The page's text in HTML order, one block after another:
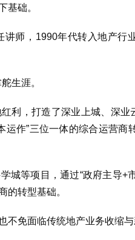
基础。
师，1990年代转入地产行
生涯。
利，打造了深业上城、深
作”三位一体的综合运营商
城等项目，通过“政府主导+
的转型基础。
免面临传统地产业务收缩